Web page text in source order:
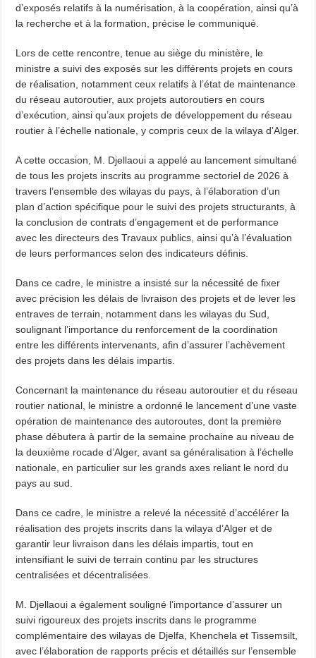
d’exposés relatifs à la numérisation, à la coopération, ainsi qu’à
la recherche et à la formation, précise le communiqué.
Lors de cette rencontre, tenue au siège du ministère, le
ministre a suivi des exposés sur les différents projets en cours
de réalisation, notamment ceux relatifs à l’état de maintenance
du réseau autoroutier, aux projets autoroutiers en cours
d’exécution, ainsi qu’aux projets de développement du réseau
routier à l’échelle nationale, y compris ceux de la wilaya d’Alger.
A cette occasion, M. Djellaoui a appelé au lancement simultané
de tous les projets inscrits au programme sectoriel de 2026 à
travers l’ensemble des wilayas du pays, à l’élaboration d’un
plan d’action spécifique pour le suivi des projets structurants, à
la conclusion de contrats d’engagement et de performance
avec les directeurs des Travaux publics, ainsi qu’à l’évaluation
de leurs performances selon des indicateurs définis.
Dans ce cadre, le ministre a insisté sur la nécessité de fixer
avec précision les délais de livraison des projets et de lever les
entraves de terrain, notamment dans les wilayas du Sud,
soulignant l’importance du renforcement de la coordination
entre les différents intervenants, afin d’assurer l’achèvement
des projets dans les délais impartis.
Concernant la maintenance du réseau autoroutier et du réseau
routier national, le ministre a ordonné le lancement d’une vaste
opération de maintenance des autoroutes, dont la première
phase débutera à partir de la semaine prochaine au niveau de
la deuxième rocade d’Alger, avant sa généralisation à l’échelle
nationale, en particulier sur les grands axes reliant le nord du
pays au sud.
Dans ce cadre, le ministre a relevé la nécessité d’accélérer la
réalisation des projets inscrits dans la wilaya d’Alger et de
garantir leur livraison dans les délais impartis, tout en
intensifiant le suivi de terrain continu par les structures
centralisées et décentralisées.
M. Djellaoui a également souligné l’importance d’assurer un
suivi rigoureux des projets inscrits dans le programme
complémentaire des wilayas de Djelfa, Khenchela et Tissemsilt,
avec l’élaboration de rapports précis et détaillés sur l’ensemble